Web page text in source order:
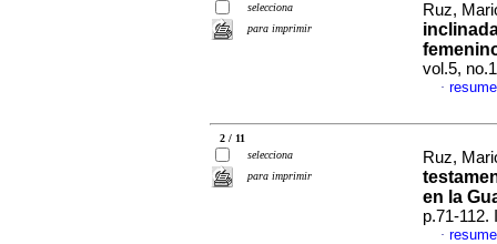
selecciona
para imprimir
Ruz,
vol.5,
·
2 / 11
selecciona
para imprimir
Ruz,
en la
p.71-112.
·